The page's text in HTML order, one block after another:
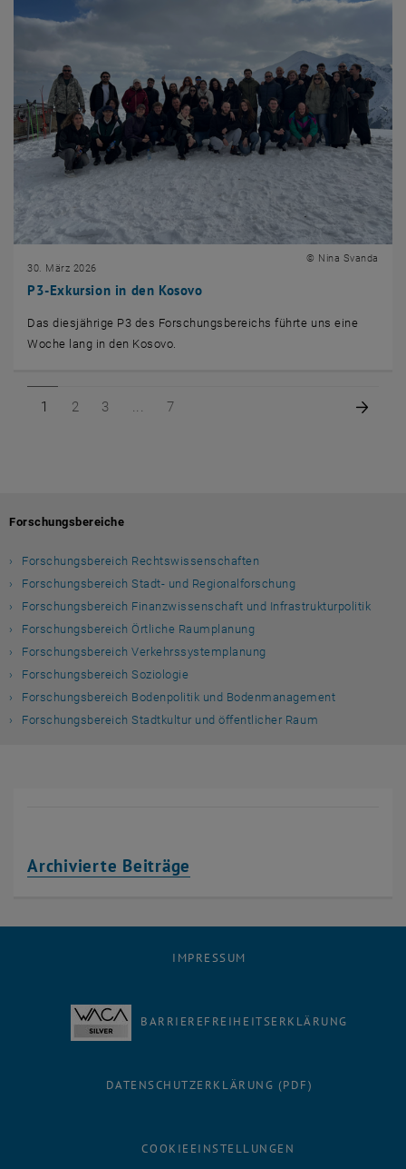
P3-Exkursion in den Kosovo
30. März 2026
© Nina Svanda
Das diesjährige P3 des Forschungsbereichs führte uns eine
Woche lang in den Kosovo.
Seite 1 von 7
1 Seite 2 von 7
2 Seite 3 von 7
3 Seite 7 von 7
7
Forschungsbereiche
Forschungsbereich Rechtswissenschaften
Forschungsbereich Stadt- und Regionalforschung
Forschungsbereich Finanzwissenschaft und Infrastrukturpolitik
Forschungsbereich Örtliche Raumplanung
Forschungsbereich Verkehrssystemplanung
Forschungsbereich Soziologie
Forschungsbereich Bodenpolitik und Bodenmanagement
Forschungsbereich Stadtkultur und öffentlicher Raum
Archivierte Beiträge
IMPRESSUM
BARRIEREFREIHEITSERKLÄRUNG
DATENSCHUTZERKLÄRUNG (PDF)
COOKIEEINSTELLUNGEN